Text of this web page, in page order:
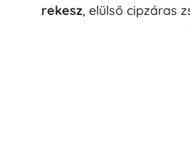
rekesz, elülső cipzáras